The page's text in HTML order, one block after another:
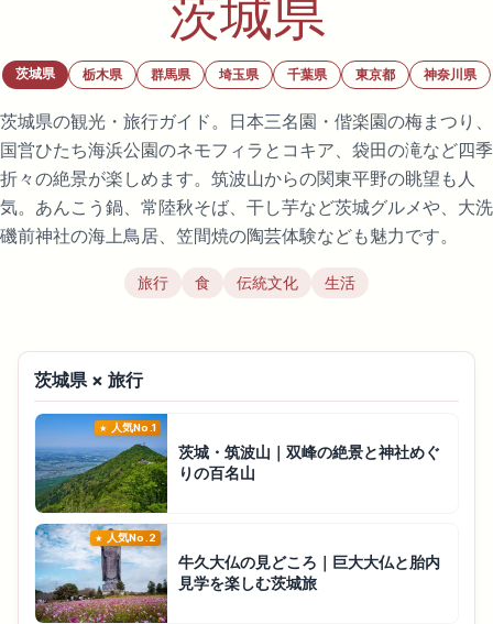
茨城県
茨城県 栃木県 群馬県 埼玉県 千葉県 東京都 神奈川県
茨城県の観光・旅行ガイド。日本三名園・偕楽園の梅まつり、
国営ひたち海浜公園のネモフィラとコキア、袋田の滝など四季
折々の絶景が楽しめます。筑波山からの関東平野の眺望も人
気。あんこう鍋、常陸秋そば、干し芋など茨城グルメや、大洗
磯前神社の海上鳥居、笠間焼の陶芸体験なども魅力です。
旅行 食 伝統文化 生活
茨城県 × 旅行
人気No.1
茨城・筑波山｜双峰の絶景と神社めぐ
りの百名山
人気No.2
牛久大仏の見どころ｜巨大大仏と胎内
見学を楽しむ茨城旅